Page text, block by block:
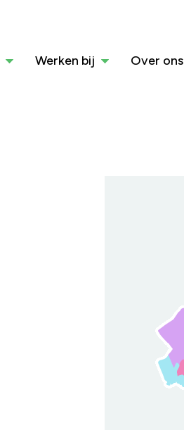
Werken bij Over ons